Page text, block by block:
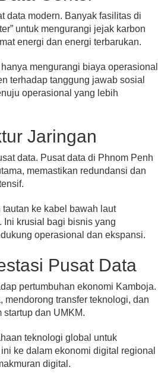
data modern. Banyak fasilitas di
untuk mengurangi jejak karbon
energi dan energi terbarukan.
mengurangi biaya operasional
terhadap tanggung jawab sosial
operasional yang lebih
Jaringan
data. Pusat data di Phnom Penh
memastikan redundansi dan
ke kabel bawah laut
Ini krusial bagi bisnis yang
operasional dan ekspansi.
Pusat Data
pertumbuhan ekonomi Kamboja.
mendorong transfer teknologi, dan
dan UMKM.
teknologi global untuk
ke dalam ekonomi digital regional
digital.